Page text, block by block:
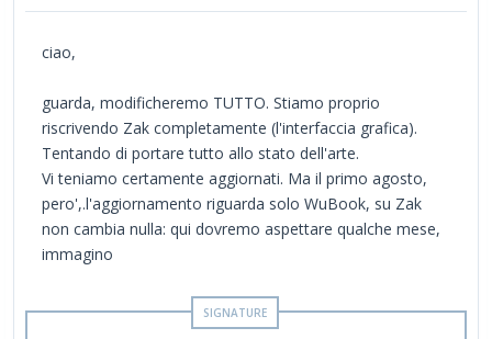
ciao,
guarda, modificheremo TUTTO. Stiamo proprio
riscrivendo Zak completamente (l'interfaccia grafica).
Tentando di portare tutto allo stato dell'arte.
Vi teniamo certamente aggiornati. Ma il primo agosto,
pero',.l'aggiornamento riguarda solo WuBook, su Zak
non cambia nulla: qui dovremo aspettare qualche mese,
immagino